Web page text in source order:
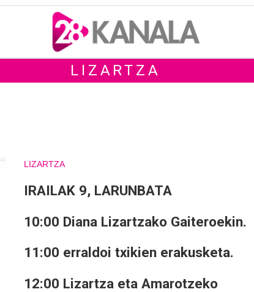
LIZARTZA
LIZARTZA
IRAILAK 9, LARUNBATA
10:00 Diana Lizartzako Gaiteroekin.
11:00 erraldoi txikien erakusketa.
12:00 Lizartza eta Amarotzeko